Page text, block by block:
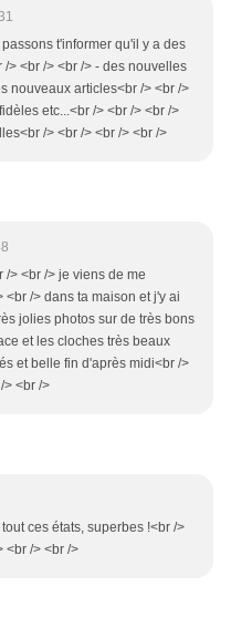
t'informer qu'il y a des
> <br /> <br /> - des nouvelles
nouveaux articles<br /> <br />
etc...<br /> <br /> <br />
/> <br /> <br /> <br />
/> <br /> je viens de me
/> dans ta maison et j'y ai
jolies photos sur de très bons
et les cloches très beaux
et belle fin d'après midi<br />
> <br />
ces états, superbes !<br />
<br /> <br />